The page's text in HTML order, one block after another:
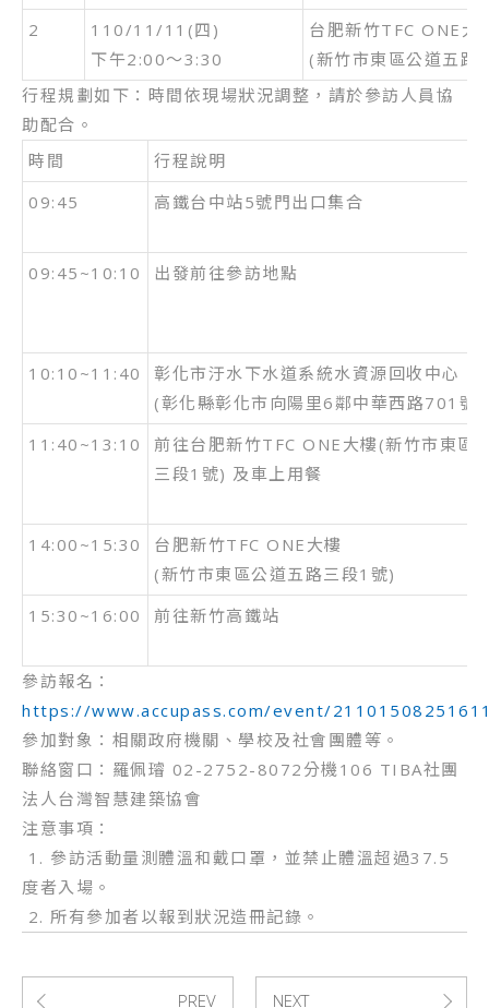
2
110/11/11(四)
下午2:00～3:30
台肥新竹TFC ONE大
(新竹市東區公道五路
行程規劃如下：時間依現場狀況調整，請於參訪人員協
助配合。
時間
行程說明
09:45
高鐵台中站5號門出口集合
09:45~10:10 出發前往參訪地點
10:10~11:40
彰化市汙水下水道系統水資源回收中心
(彰化縣彰化市向陽里6鄰中華西路701號)
11:40~13:10
前往台肥新竹TFC ONE大樓(新竹市東區
三段1號) 及車上用餐
14:00~15:30
台肥新竹TFC ONE大樓
(新竹市東區公道五路三段1號)
15:30~16:00
前往新竹高鐵站
參訪報名：
https://www.accupass.com/event/
參加對象：相關政府機關、學校及社會團體等。
聯絡窗口：羅佩璿 02-2752-8072分機106 TIBA社團
法人台灣智慧建築協會
注意事項：
1. 參訪活動量測體溫和戴口罩，並禁止體溫超過37.5
度者入場。
2. 所有參加者以報到狀況造冊記錄。
PREV NEXT
確認
送出